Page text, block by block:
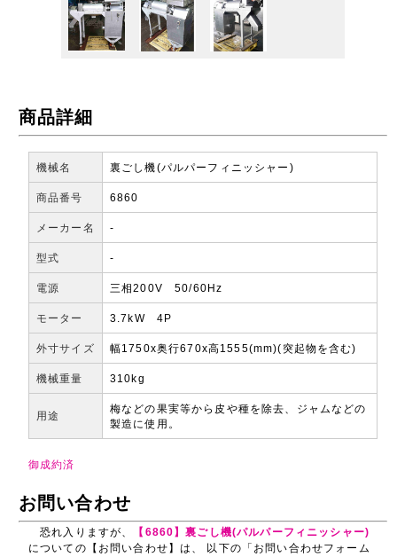
商品詳細
機械名 裏ごし機(パルパーフィニッシャー)
商品番号 6860
メーカー名 -
型式 -
電源 三相200V 50/60Hz
モーター 3.7kW 4P
外寸サイズ 幅1750x奥行670x高1555(mm)(突起物を含む)
機械重量 310kg
用途
梅などの果実等から皮や種を除去、ジャムなどの
製造に使用。
御成約済
お問い合わせ
恐れ入りますが、
【6860】裏ごし機(パルパーフィニッシャー)
についての【お問い合わせ】は、 以下の「お問い合わせフォーム